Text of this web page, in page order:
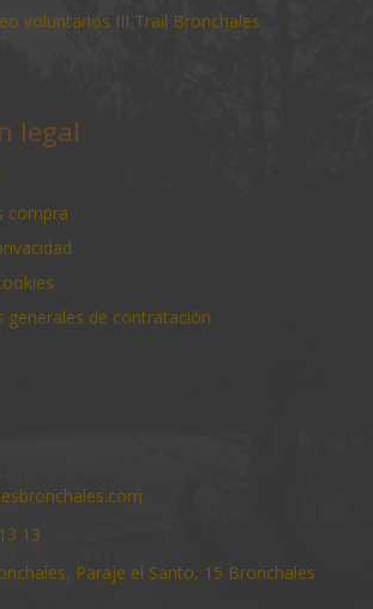
voluntarios III Trail Bronchales
legal
compra
generales de contratación
13
Paraje el Santo, 15 Bronchales